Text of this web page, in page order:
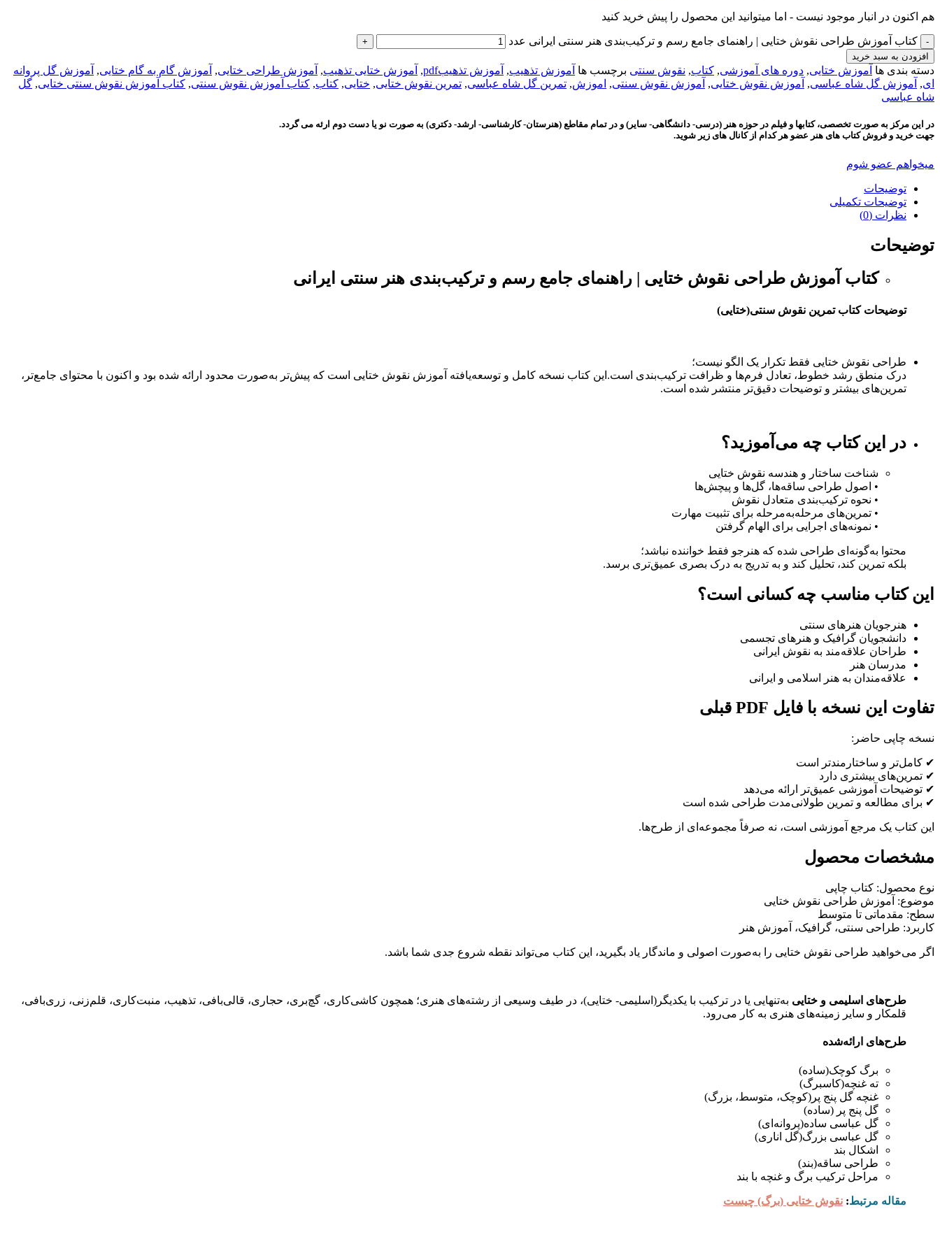
هم اکنون در انبار موجود نیست - اما میتوانید این محصول را پیش خرید کنید
کتاب آموزش طراحی نقوش ختایی | راهنمای جامع رسم و ترکیب‌بندی هنر سنتی ایرانی عدد
افزودن به سبد خرید
دسته بندی ها آموزش ختایی, دوره های آموزشی, کتاب, نقوش سنتی برچسب ها آموزش تذهیب, آموزش تذهیبpdf , آموزش ختایی تذهیب, آموزش طراحی ختایی, آموزش گام به گام ختایی, آموزش گل پروانه
ای, آموزش گل شاه عباسی, آموزش نقوش ختایی, آموزش نقوش سنتی, اموزش, تمرین گل شاه عباسی, تمرین نقوش ختایی, ختایی, کتاب, کتاب آموزش نقوش سنتی, کتاب آموزش نقوش سنتی ختایی, گل
شاه عباسی
در این مرکز به صورت تخصصی، کتابها و فیلم در حوزه هنر (درسی- دانشگاهی- سایر) و در تمام مقاطع (هنرستان- کارشناسی- ارشد- دکتری) به صورت نو یا دست دوم ارئه می گردد.
جهت خرید و فروش کتاب های هنر عضو هر کدام از کانال های زیر شوید.
میخواهم عضو شوم
توضیحات
توضیحات تکمیلی
نظرات (0)
توضیحات
کتاب آموزش طراحی نقوش ختایی | راهنمای جامع رسم و ترکیب‌بندی هنر سنتی ایرانی
توضیحات کتاب تمرین نقوش سنتی(ختایی)
طراحی نقوش ختایی فقط تکرار یک الگو نیست؛
درک منطق رشد خطوط، تعادل فرم‌ها و ظرافت ترکیب‌بندی است. این کتاب نسخه کامل و توسعه‌یافته آموزش نقوش ختایی است که پیش‌تر به‌صورت محدود ارائه شده بود و اکنون با محتوای جامع‌تر،
تمرین‌های بیشتر و توضیحات دقیق‌تر منتشر شده است.
در این کتاب چه می‌آموزید؟
شناخت ساختار و هندسه نقوش ختایی
• اصول طراحی ساقه‌ها، گل‌ها و پیچش‌ها
• نحوه ترکیب‌بندی متعادل نقوش
• تمرین‌های مرحله‌به‌مرحله برای تثبیت مهارت
• نمونه‌های اجرایی برای الهام گرفتن
محتوا به‌گونه‌ای طراحی شده که هنرجو فقط خواننده نباشد؛
بلکه تمرین کند، تحلیل کند و به تدریج به درک بصری عمیق‌تری برسد.
این کتاب مناسب چه کسانی است؟
هنرجویان هنرهای سنتی
دانشجویان گرافیک و هنرهای تجسمی
طراحان علاقه‌مند به نقوش ایرانی
مدرسان هنر
علاقه‌مندان به هنر اسلامی و ایرانی
تفاوت این نسخه با فایل PDF قبلی
نسخه چاپی حاضر:
✔ کامل‌تر و ساختارمندتر است
✔ تمرین‌های بیشتری دارد
✔ توضیحات آموزشی عمیق‌تر ارائه می‌دهد
✔ برای مطالعه و تمرین طولانی‌مدت طراحی شده است
این کتاب یک مرجع آموزشی است، نه صرفاً مجموعه‌ای از طرح‌ها.
مشخصات محصول
نوع محصول: کتاب چاپی
موضوع: آموزش طراحی نقوش ختایی
سطح: مقدماتی تا متوسط
کاربرد: طراحی سنتی، گرافیک، آموزش هنر
اگر می‌خواهید طراحی نقوش ختایی را به‌صورت اصولی و ماندگار یاد بگیرید، این کتاب می‌تواند نقطه شروع جدی شما باشد.
طرح‌های اسلیمی و ختایی به‌تنهایی یا در ترکیب با یکدیگر(اسلیمی- ختایی)، در طیف وسیعی از رشته‌های هنری؛ همچون کاشی‌کاری، گچ‌بری، حجاری، قالی‌بافی، تذهیب، منبت‌کاری، قلم‌زنی، زری‌بافی،
قلمکار و سایر زمینه‌های هنری به کار می‌رود.
طرح‌های ارائه‌شده
برگ کوچک(ساده)
ته غنچه(کاسبرگ)
غنچه گل پنج پر(کوچک، متوسط، بزرگ)
گل پنج پر (ساده)
گل عباسی ساده(پروانه‌ای)
گل عباسی بزرگ(گل اناری)
اشکال بند
طراحی ساقه(بند)
مراحل ترکیب برگ و غنچه با بند
مقاله مرتبط: نقوش ختایی (برگ) چیست